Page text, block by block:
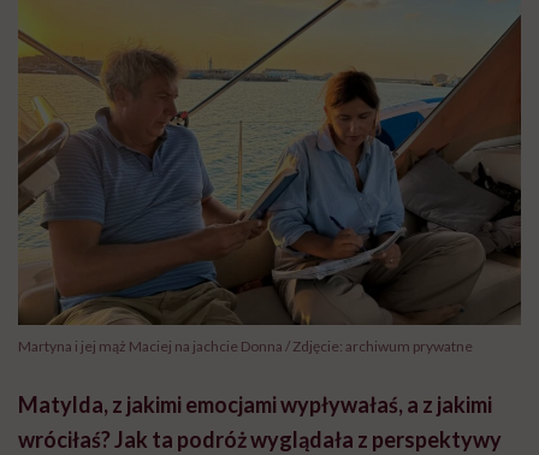
Martyna i jej mąż Maciej na jachcie Donna / Zdjęcie: archiwum prywatne
Matylda, z jakimi emocjami wypływałaś, a z jakimi
wróciłaś? Jak ta podróż wyglądała z perspektywy